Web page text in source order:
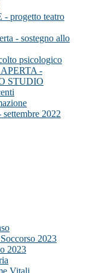
progetto teatro
- sostegno allo
psicologico
-
STUDIO
2022
2023
2023